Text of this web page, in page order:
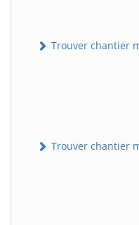
Trouver chantier
Trouver chantier